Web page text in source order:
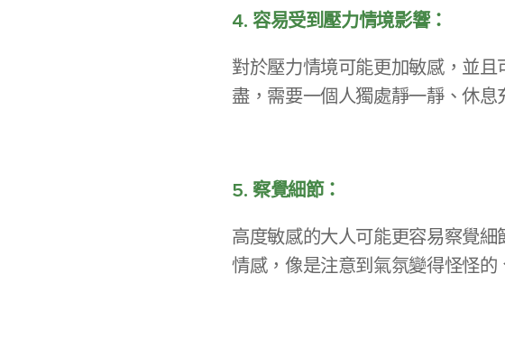
4. 容易受到壓力情境影響：
對於壓力情境可能更加敏感，並
盡，需要一個人獨處靜一靜、休息
5. 察覺細節：
高度敏感的大人可能更容易察覺
情感，像是注意到氣氛變得怪怪